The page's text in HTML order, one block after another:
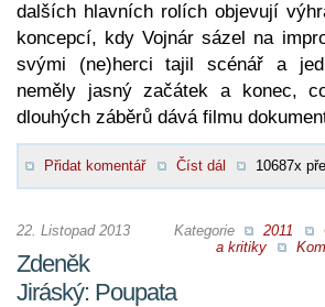
dalších hlavních rolích objevují
koncepcí, kdy Vojnár sázel na
svými (ne)herci tajil scénář a
neměly jasný začátek a konec,
dlouhých záběrů dává filmu
Přidat komentář Číst dál 10687x
Kategorie 2011
a kritiky
22. Listopad 2013
Zdeněk
Jiráský: Poupata